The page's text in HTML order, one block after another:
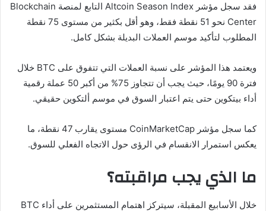
فقد سجل مؤشر Altcoin Season Index التابع لمنصة Blockchain
Center نحو 51 نقطة فقط، وهو أقل بكثير من مستوى 75 نقطة
المطلوب لتأكيد موسم العملات البديلة بشكل كامل.
ويعتمد هذا المؤشر على نسبة العملات التي تتفوق على BTC خلال
فترة 90 يومًا، حيث يجب أن تتجاوز 75% من أكبر 50 عملة رقمية
أداء بيتكوين حتى يتم اعتبار السوق في موسم ألتكوين حقيقي.
كما سجل مؤشر CoinMarketCap مستوى يقارب 47 نقطة، ما
يعكس استمرار الانقسام في الرؤى حول الاتجاه الفعلي للسوق.
ما الذي يجب مراقبته؟
خلال الأسابيع المقبلة، سيتركز اهتمام المستثمرين على أداء BTC